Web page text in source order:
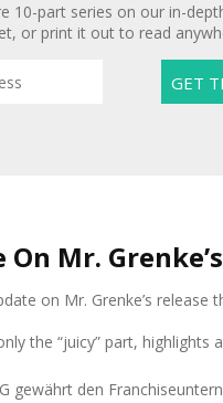
10-part series on our in-
or print it out to read
Mr.
on Mr. Grenke’s
the “juicy” part, highlights
gewährt den